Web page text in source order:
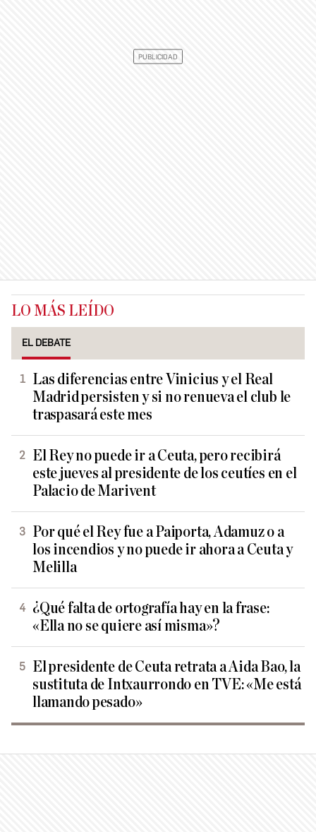
LO MÁS LEÍDO
EL DEBATE
Las diferencias entre Vinicius y el Real
Madrid persisten y si no renueva el club le
traspasará este mes
El Rey no puede ir a Ceuta, pero recibirá
este jueves al presidente de los ceutíes en el
Palacio de Marivent
Por qué el Rey fue a Paiporta, Adamuz o a
los incendios y no puede ir ahora a Ceuta y
Melilla
¿Qué falta de ortografía hay en la frase:
«Ella no se quiere así misma»?
El presidente de Ceuta retrata a Aida Bao, la
sustituta de Intxaurrondo en TVE: «Me está
llamando pesado»